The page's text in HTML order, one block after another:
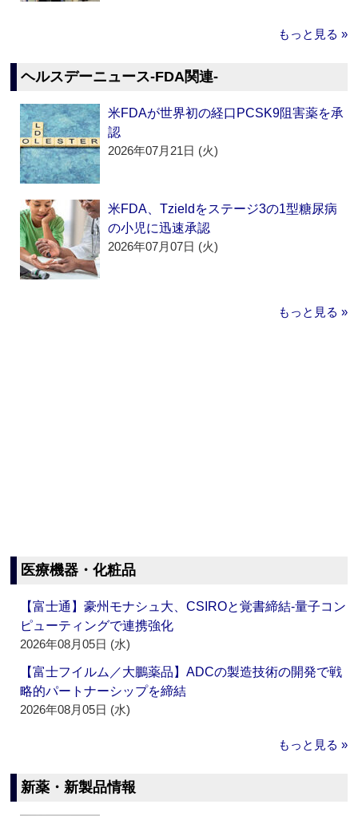
もっと見る »
ヘルスデーニュース‐FDA関連‐
米FDAが世界初の経口PCSK9阻害薬を承
認
2026年07月21日 (火)
米FDA、Tzieldをステージ3の1型糖尿病
の小児に迅速承認
2026年07月07日 (火)
もっと見る »
医療機器・化粧品
【富士通】豪州モナシュ大、CSIROと覚書締結‐量子コン
ピューティングで連携強化
2026年08月05日 (水)
【富士フイルム／大鵬薬品】ADCの製造技術の開発で戦
略的パートナーシップを締結
2026年08月05日 (水)
もっと見る »
新薬・新製品情報